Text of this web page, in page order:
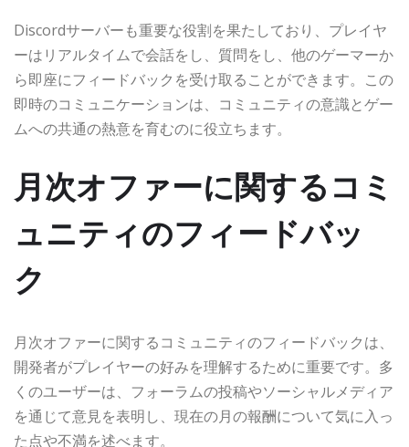
Discordサーバーも重要な役割を果たしており、プレイヤ
ーはリアルタイムで会話をし、質問をし、他のゲーマーか
ら即座にフィードバックを受け取ることができます。この
即時のコミュニケーションは、コミュニティの意識とゲー
ムへの共通の熱意を育むのに役立ちます。
月次オファーに関するコミ
ュニティのフィードバッ
ク
月次オファーに関するコミュニティのフィードバックは、
開発者がプレイヤーの好みを理解するために重要です。多
くのユーザーは、フォーラムの投稿やソーシャルメディア
を通じて意見を表明し、現在の月の報酬について気に入っ
た点や不満を述べます。